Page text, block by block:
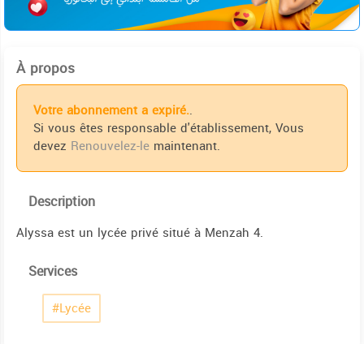
À propos
Votre abonnement a expiré..
Si vous êtes responsable d'établissement, Vous
devez Renouvelez-le maintenant.
Description
Alyssa est un lycée privé situé à Menzah 4.
Services
#Lycée